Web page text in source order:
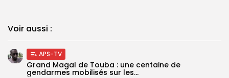
Voir aussi :
APS-TV
Grand Magal de Touba : une centaine de
gendarmes mobilisés sur les...